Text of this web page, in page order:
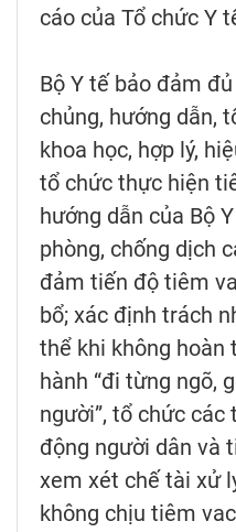
cáo của Tổ chức Y
Bộ Y tế bảo đảm
chủng, hướng dẫn,
khoa học, hợp lý,
tổ chức thực hiện
hướng dẫn của Bộ
phòng, chống dịch
đảm tiến độ tiêm
bổ; xác định trách
thể khi không hoàn
hành “đi từng ngõ,
người”, tổ chức
động người dân và
xem xét chế tài xử
không chịu tiêm